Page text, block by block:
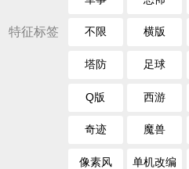
特征标签 不限 横版
塔防 足球
Q版 西游
奇迹 魔兽
像素风 单机改编